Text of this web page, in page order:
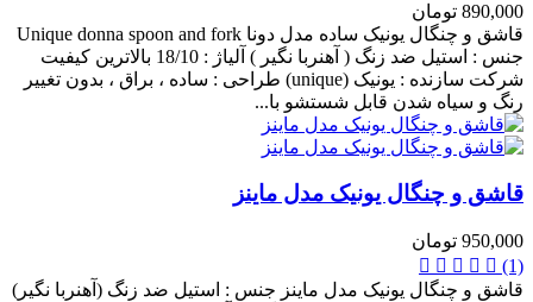
890,000 تومان
قاشق و چنگال یونیک ساده مدل دونا Unique donna spoon and fork
جنس : استیل ضد زنگ ( آهنربا نگیر ) آلیاژ : 18/10 بالاترین کیفیت
شرکت سازنده : یونیک (unique) طراحی : ساده ، براق ، بدون تغییر
رنگ و سیاه شدن قابل شستشو با...
قاشق و چنگال یونیک مدل ماینز
950,000 تومان
(1)
قاشق و چنگال یونیک مدل ماینز جنس : استیل ضد زنگ (آهنربا نگیر)